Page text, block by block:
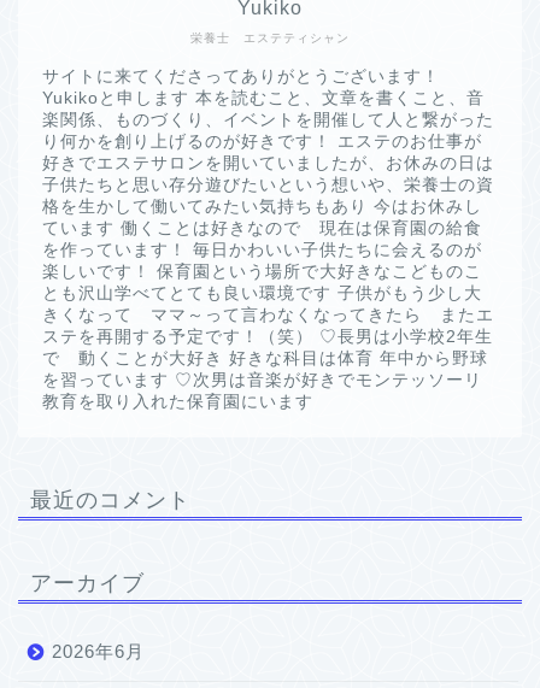
栄養士 エステティシャン
Yukiko
サイトに来てくださってありがとうございます！
Yukikoと申します 本を読むこと、文章を書くこと、音
楽関係、ものづくり、イベントを開催して人と繋がった
り何かを創り上げるのが好きです！ エステのお仕事が
好きでエステサロンを開いていましたが、お休みの日は
子供たちと思い存分遊びたいという想いや、栄養士の資
格を生かして働いてみたい気持ちもあり 今はお休みし
ています 働くことは好きなので 現在は保育園の給食
を作っています！ 毎日かわいい子供たちに会えるのが
楽しいです！ 保育園という場所で大好きなこどものこ
とも沢山学べてとても良い環境です 子供がもう少し大
きくなって ママ～って言わなくなってきたら またエ
ステを再開する予定です！（笑） ♡長男は小学校2年生
で 動くことが大好き 好きな科目は体育 年中から野球
を習っています ♡次男は音楽が好きでモンテッソーリ
教育を取り入れた保育園にいます
最近のコメント
アーカイブ
2026年6月